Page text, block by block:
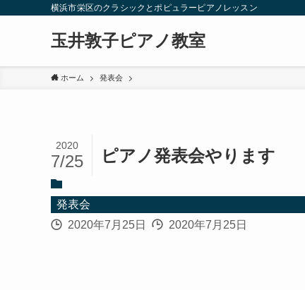
横浜市栄区のクラシックとポピュラーピアノレッスン
玉井敦子ピアノ教室
ホーム 発表会
ピアノ発表会やります
2020
7/25
発表会
2020年7月25日
2020年7月25日